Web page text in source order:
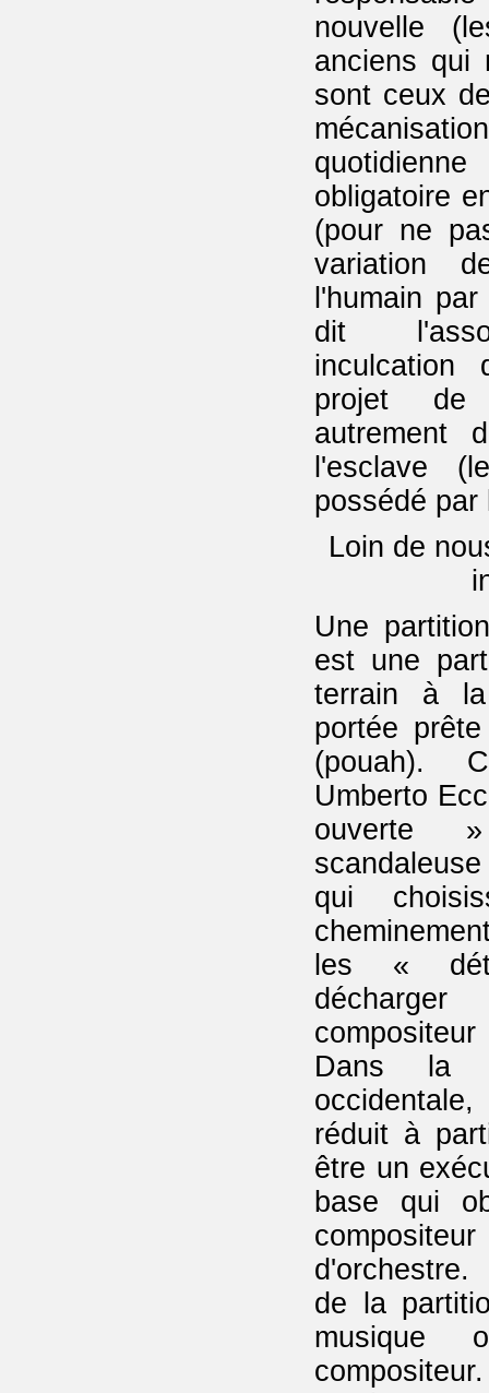
nouvelle
anciens qui
sont ceux
obligatoire
(pour ne
variation
l'humain
dit
projet de
autrement
l'esclave
possédé par
Loin de
Une
est une
terrain à la
portée
(pouah).
Umberto
ouverte
qui
les «
Dans la
réduit à
être un
base qui
de la
musique